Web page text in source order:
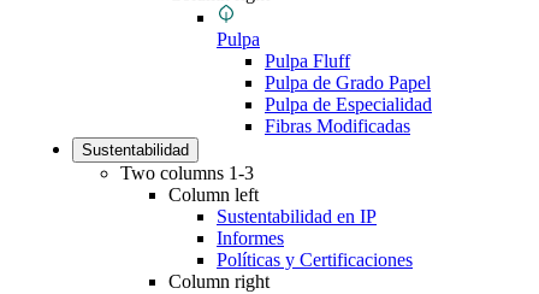
Pulpa
Pulpa Fluff
Pulpa de Grado Papel
Pulpa de Especialidad
Fibras Modificadas
Sustentabilidad
Two columns 1-3
Column left
Sustentabilidad en IP
Informes
Políticas y Certificaciones
Column right